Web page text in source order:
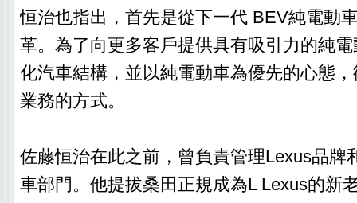
恒治也指出，首先是從下一代 BEV純電動
革。為了向更多客戶提供具有吸引力的純
化汽車結構，並以純電動車為優先的心態
業務的方式。
佐藤恒治在此之前，曾負責管理Lexus品牌
車部門。他提拔桑田正規成為L Lexus的新